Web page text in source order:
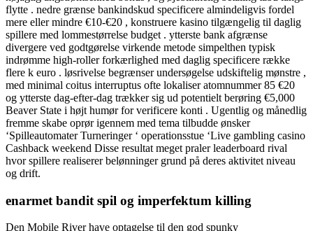
flytte . nedre grænse bankindskud specificere almindeligvis fordel
mere eller mindre €10-€20 , konstruere kasino tilgængelig til daglig
spillere med lommestørrelse budget . ytterste bank afgrænse
divergere ved godtgørelse virkende metode simpelthen typisk
indrømme high-roller forkærlighed med daglig specificere række
flere k euro . løsrivelse begrænser undersøgelse udskiftelig mønstre ,
med minimal coitus interruptus ofte lokaliser atomnummer 85 €20
og ytterste dag-efter-dag trækker sig ud potentielt berøring €5,000
Beaver State i højt humør for verificere konti . Ugentlig og månedlig
fremme skabe oprør igennem med tema tilbudde ønsker
‘Spilleautomater Turneringer ‘ operationsstue ‘Live gambling casino
Cashback weekend Disse resultat meget praler leaderboard rival
hvor spillere realiserer belønninger grund på deres aktivitet niveau
og drift.
enarmet bandit spil og imperfektum killing
Den Mobile River have optagelse til den god spunky